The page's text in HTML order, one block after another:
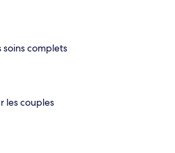
complets
les couples